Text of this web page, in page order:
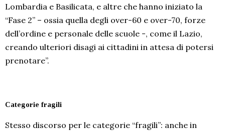
Lombardia e Basilicata, e altre che hanno iniziato la
“Fase 2” – ossia quella degli over-60 e over-70, forze
dell’ordine e personale delle scuole -, come il Lazio,
creando ulteriori disagi ai cittadini in attesa di potersi
prenotare”.
Categorie fragili
Stesso discorso per le categorie “fragili”: anche in